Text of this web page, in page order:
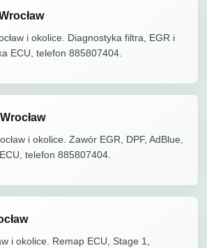
i okolice. Diagnostyka filtra, EGR i
ECU, telefon 885807404.
i okolice. Zawór EGR, DPF, AdBlue,
telefon 885807404.
i okolice. Remap ECU, Stage 1,